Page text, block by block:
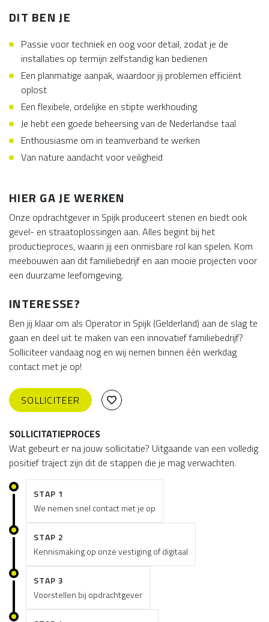
DIT BEN JE
Passie voor techniek en oog voor detail, zodat je de
installaties op termijn zelfstandig kan bedienen
Een planmatige aanpak, waardoor jij problemen efficiënt
oplost
Een flexibele, ordelijke en stipte werkhouding
Je hebt een goede beheersing van de Nederlandse taal
Enthousiasme om in teamverband te werken
Van nature aandacht voor veiligheid
HIER GA JE WERKEN
Onze opdrachtgever in Spijk produceert stenen en biedt ook
gevel- en straatoplossingen aan. Alles begint bij het
productieproces, waarin jij een onmisbare rol kan spelen. Kom
meebouwen aan dit familiebedrijf en aan mooie projecten voor
een duurzame leefomgeving.
INTERESSE?
Ben jij klaar om als Operator in Spijk (Gelderland) aan de slag te
gaan en deel uit te maken van een innovatief familiebedrijf?
Solliciteer vandaag nog en wij nemen binnen één werkdag
contact met je op!
SOLLICITEER
SOLLICITATIEPROCES
Wat gebeurt er na jouw sollicitatie? Uitgaande van een volledig
positief traject zijn dit de stappen die je mag verwachten.
STAP 1
We nemen snel contact met je op
STAP 2
Kennismaking op onze vestiging of digitaal
STAP 3
Voorstellen bij opdrachtgever